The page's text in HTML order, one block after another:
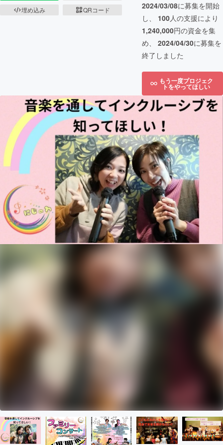
埋め込み
QRコード
2024/03/08に募集を開始
し、 100人の支援により
1,240,000円の資金を集
め、 2024/04/30に募集を
終了しました
もう一度プロジェク
トをやってほしい